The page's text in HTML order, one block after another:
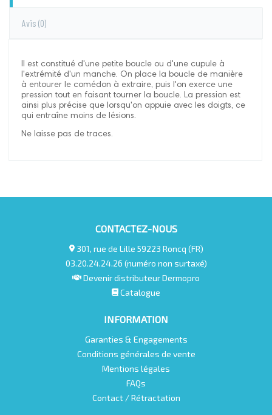
Avis (0)
Il est constitué d'une petite boucle ou d'une cupule à
l'extrémité d'un manche. On place la boucle de manière
à entourer le comédon à extraire, puis l'on exerce une
pression tout en faisant tourner la boucle. La pression est
ainsi plus précise que lorsqu'on appuie avec les doigts, ce
qui entraîne moins de lésions.
Ne laisse pas de traces.
CONTACTEZ-NOUS
301, rue de Lille 59223 Roncq (FR)
03.20.24.24.26 (numéro non surtaxé)
Devenir distributeur Dermopro
Catalogue
INFORMATION
Garanties & Engagements
Conditions générales de vente
Mentions légales
FAQs
Contact / Rétractation